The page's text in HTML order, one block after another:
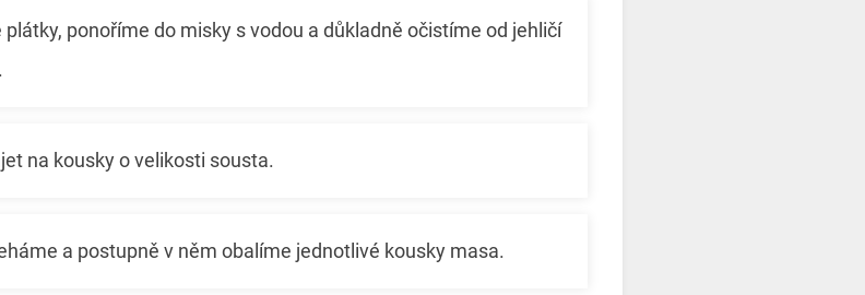
ponoříme do misky s vodou a důkladně očistíme od jehličí
na kousky o velikosti sousta.
a postupně v něm obalíme jednotlivé kousky masa.